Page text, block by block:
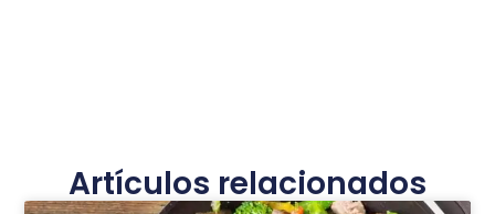
Artículos relacionados